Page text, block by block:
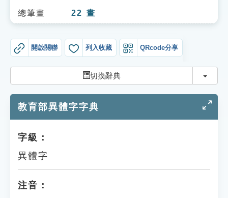
單字索引
貓頭鷹博士
總筆畫 22 畫
開啟關聯 列入收藏 QRcode分享
切換辭典 切換
教育部異體字字典
字級：
異體字
注音：